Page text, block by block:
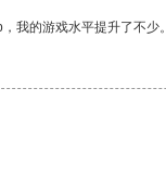
我的游戏水平提升了不少。